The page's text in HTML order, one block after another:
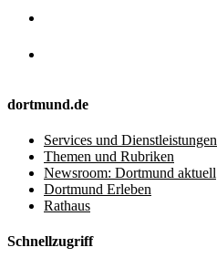
dortmund.de
Services und Dienstleistungen
Themen und Rubriken
Newsroom: Dortmund aktuell
Dortmund Erleben
Rathaus
Schnellzugriff